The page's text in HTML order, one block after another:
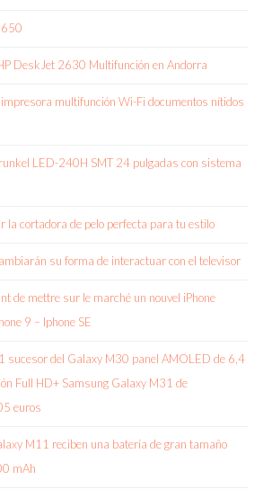
DeskJet 2630 Multifunción en Andorra
multifunción Wi-Fi documentos nítidos
LED-240H SMT 24 pulgadas con sistema
la cortadora de pelo perfecta para tu estilo
su forma de interactuar con el televisor
de mettre sur le marché un nouvel iPhone
9 – Iphone SE
sucesor del Galaxy M30 panel AMOLED de 6,4
Full HD+ Samsung Galaxy M31 de
euros
M11 reciben una batería de gran tamaño
mAh